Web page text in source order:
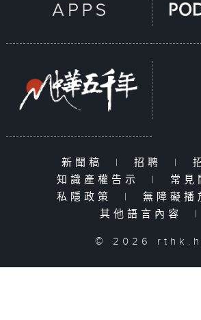
新聞稿 | 招聘 |
知識產權告示
| 常見
私隱政策
| 無障礙播
其他語言內容
|
© 2026